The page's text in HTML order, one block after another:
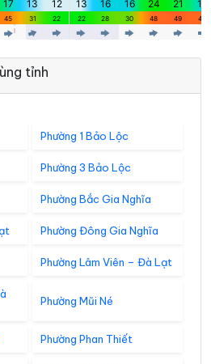
tỉnh
Phường 1 Bảo Lộc
Phường 3 Bảo Lộc
Phường Bắc Gia Nghĩa
Phường Đông Gia Nghĩa
Phường Lâm Viên – Đà Lạt
Phường Mũi Né
Phường Phan Thiết